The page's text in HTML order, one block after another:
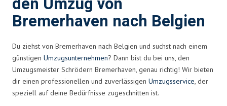
Bremerhaven nach Belgien
Du ziehst von Bremerhaven nach Belgien und suchst nach einem
günstigen Umzugsunternehmen? Dann bist du bei uns, den
Umzugsmeister Schrödern Bremerhaven, genau richtig! Wir bieten
dir einen professionellen und zuverlässigen Umzugsservice, der
speziell auf deine Bedürfnisse zugeschnitten ist.